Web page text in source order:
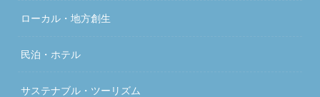
ローカル・地方創生
民泊・ホテル
サステナブル・ツーリズム